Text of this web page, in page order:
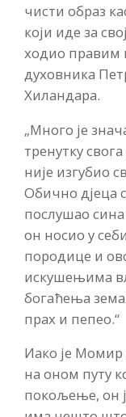
чисти образ
који иде за
ходио правим
духовника
Хиландара.
„Много је
тренутку
није изгубио
Обично дјеца
послушао
он носио у
породице и
искушењима
богаћења
прах и пепео.“
Иако је Момир
на оном путу
покољење, он